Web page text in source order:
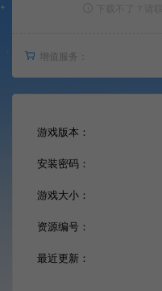
增值服务：
游戏版本：
安装密码：
游戏大小：
资源编号：
最近更新：